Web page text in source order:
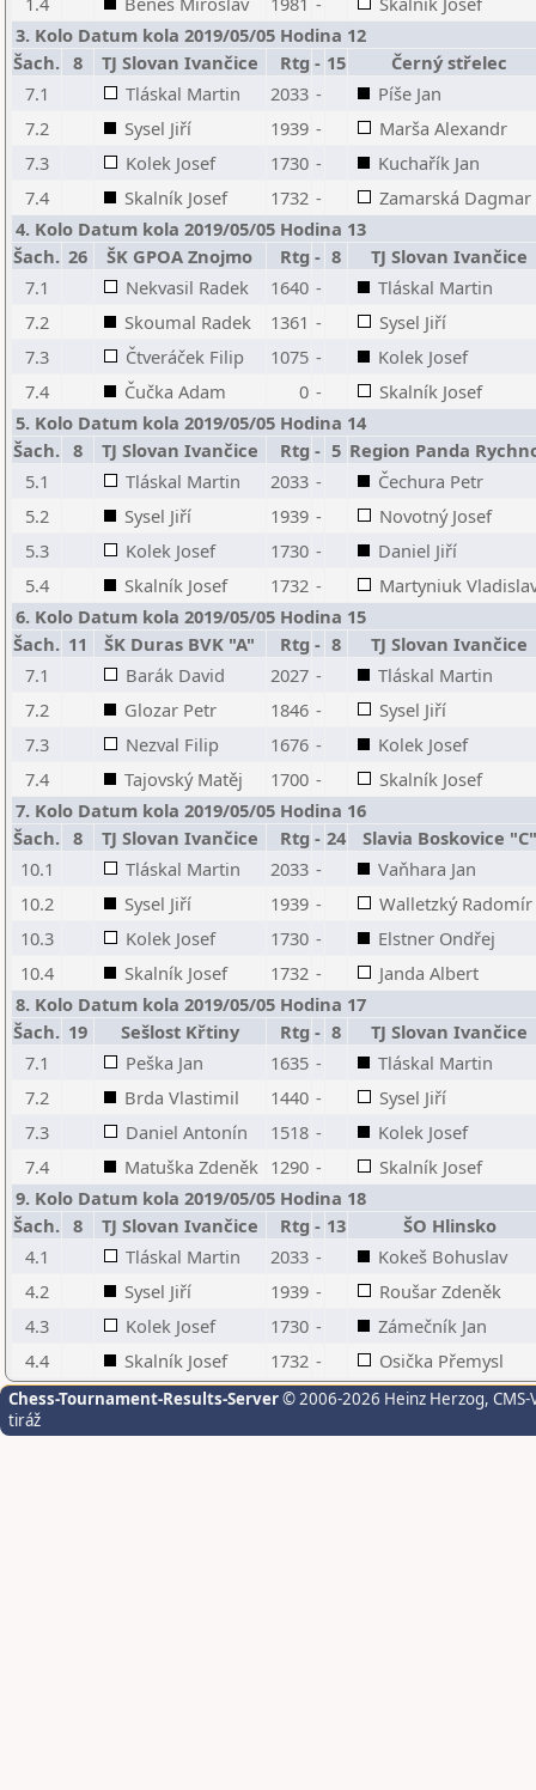
3. Kolo Datum kola 2019/05/05 Hodina 12
Šach. 8 TJ Slovan Ivančice Rtg - 15
Černý střelec
7.1
Tláskal Martin 2033 -
Píše Jan
7.2
Sysel Jiří 1939 -
Marša Alexandr
7.3
Kolek Josef 1730 -
Kuchařík Jan
7.4
Skalník Josef 1732 -
Zamarská Dagmar
4. Kolo Datum kola 2019/05/05 Hodina 13
Šach. 26 ŠK GPOA Znojmo Rtg - 8
TJ Slovan Ivančice
7.1
Nekvasil Radek 1640 -
Tláskal Martin
7.2
Skoumal Radek 1361 -
Sysel Jiří
7.3
Čtveráček Filip 1075 -
Kolek Josef
7.4
Čučka Adam 0 -
Skalník Josef
5. Kolo Datum kola 2019/05/05 Hodina 14
Šach. 8 TJ Slovan Ivančice Rtg - 5 Region Panda
5.1
Tláskal Martin 2033 -
Čechura Petr
5.2
Sysel Jiří 1939 -
Novotný Josef
5.3
Kolek Josef 1730 -
Daniel Jiří
5.4
Skalník Josef 1732 -
Martyniuk
6. Kolo Datum kola 2019/05/05 Hodina 15
Šach. 11 ŠK Duras BVK "A" Rtg - 8
TJ Slovan Ivančice
7.1
Barák David 2027 -
Tláskal Martin
7.2
Glozar Petr 1846 -
Sysel Jiří
7.3
Nezval Filip 1676 -
Kolek Josef
7.4
Tajovský Matěj 1700 -
Skalník Josef
7. Kolo Datum kola 2019/05/05 Hodina 16
Šach. 8 TJ Slovan Ivančice Rtg - 24
Slavia Boskovice "C"
10.1
Tláskal Martin 2033 -
Vaňhara Jan
10.2
Sysel Jiří 1939 -
Walletzký Radomír
10.3
Kolek Josef 1730 -
Elstner Ondřej
10.4
Skalník Josef 1732 -
Janda Albert
8. Kolo Datum kola 2019/05/05 Hodina 17
Šach. 19 Sešlost Křtiny Rtg - 8
TJ Slovan Ivančice
7.1
Peška Jan 1635 -
Tláskal Martin
7.2
Brda Vlastimil 1440 -
Sysel Jiří
7.3
Daniel Antonín 1518 -
Kolek Josef
7.4
Matuška Zdeněk 1290 -
Skalník Josef
9. Kolo Datum kola 2019/05/05 Hodina 18
Šach. 8 TJ Slovan Ivančice Rtg - 13
ŠO Hlinsko
4.1
Tláskal Martin 2033 -
Kokeš Bohuslav
4.2
Sysel Jiří 1939 -
Roušar Zdeněk
4.3
Kolek Josef 1730 -
Zámečník Jan
4.4
Skalník Josef 1732 - Osička Přemysl
Chess-Tournament-Results-Server© 2006-2026 Heinz Herzog,
tiráž